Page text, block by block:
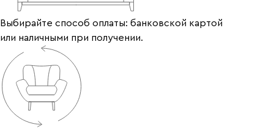
Выбирайте способ оплаты: банковской картой
или наличными при получении.